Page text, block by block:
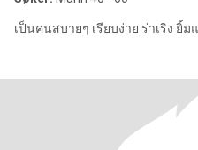
เป็นคนสบายๆ เรียบง่าย ร่าเริง ยิ้